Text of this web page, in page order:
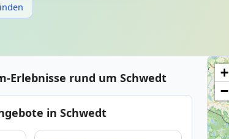
Erlebnisse rund um Schwedt
in Schwedt
+
−